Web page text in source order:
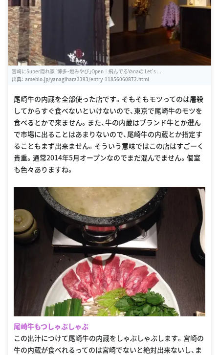
宮崎にSuper隠れ家「博多・燈みやび」Open｜飛んでるYanaの Let's ...
出典： ameblo.jp/yanagihara3393/entry-11856060872.html
尾崎牛の内蔵を全部使った店です。そもそもモツってのは屠殺
してからすぐ食べないといけないので、東京で尾崎牛のモツを
食べるとかで来ません。また、牛の内蔵はブランド牛とか選ん
で市場に出ることはあまりないので、尾崎牛の内蔵とか指定す
ることもまず出来ません。そういう意味ではこの店はすごーく
貴重。通常2014年5月オープンなのでまだ混んでません。個室
も色々ありますね。
尾崎牛もつしゃぶしゃぶ
この出汁につけて尾崎牛の内蔵をしゃぶしゃぶします。宮崎の
牛の内蔵が食べれるってのは宮崎でないと絶対出来ないし、ま